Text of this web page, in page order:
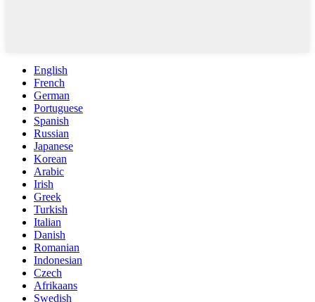
English
French
German
Portuguese
Spanish
Russian
Japanese
Korean
Arabic
Irish
Greek
Turkish
Italian
Danish
Romanian
Indonesian
Czech
Afrikaans
Swedish